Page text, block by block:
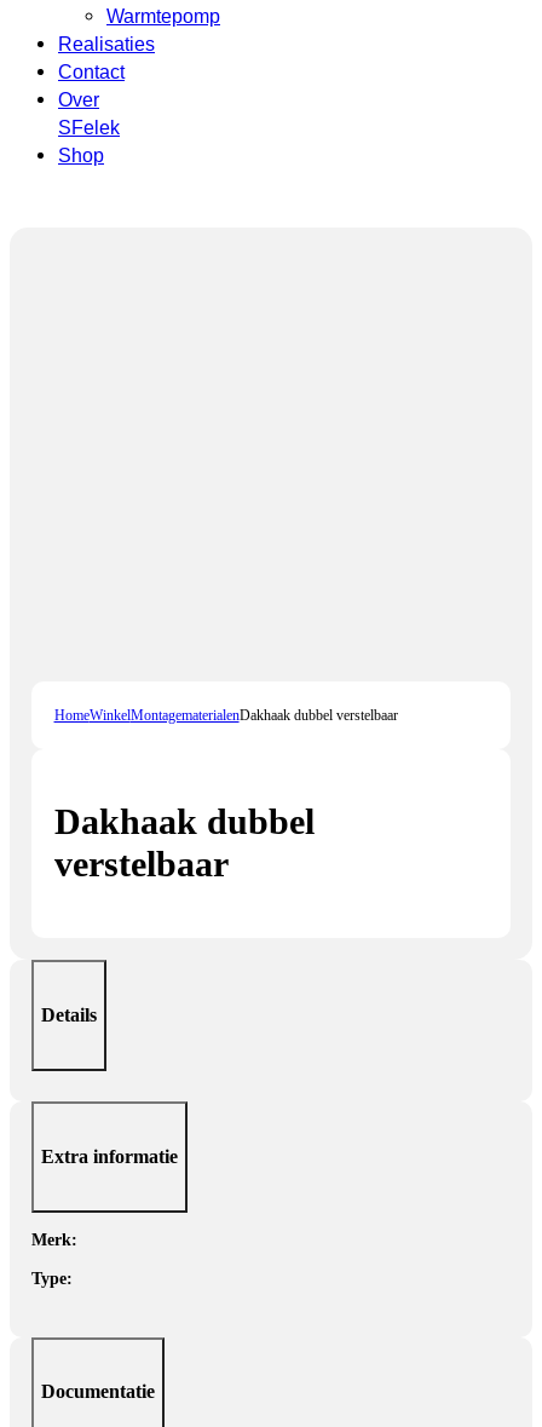
Warmtepomp
Realisaties
Contact
Over
SFelek
Shop
HomeWinkelMontagematerialenDakhaak dubbel verstelbaar
Dakhaak dubbel
verstelbaar
Details
Extra informatie
Merk:
Type:
Documentatie